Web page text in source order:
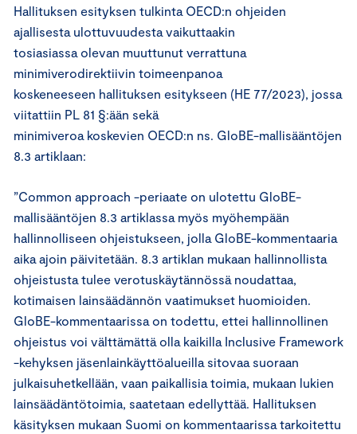
Hallituksen esityksen tulkinta OECD:n ohjeiden
ajallisesta ulottuvuudesta vaikuttaakin
tosiasiassa olevan muuttunut verrattuna
minimiverodirektiivin toimeenpanoa
koskeneeseen hallituksen esitykseen (HE 77/2023), jossa
viitattiin PL 81 §:ään sekä
minimiveroa koskevien OECD:n ns. GloBE-mallisääntöjen
8.3 artiklaan:
”Common approach -periaate on ulotettu GloBE-
mallisääntöjen 8.3 artiklassa myös myöhempään
hallinnolliseen ohjeistukseen, jolla GloBE-kommentaaria
aika ajoin päivitetään. 8.3 artiklan mukaan hallinnollista
ohjeistusta tulee verotuskäytännössä noudattaa,
kotimaisen lainsäädännön vaatimukset huomioiden.
GloBE-kommentaarissa on todettu, ettei hallinnollinen
ohjeistus voi välttämättä olla kaikilla Inclusive Framework
-kehyksen jäsenlainkäyttöalueilla sitovaa suoraan
julkaisuhetkellään, vaan paikallisia toimia, mukaan lukien
lainsäädäntötoimia, saatetaan edellyttää. Hallituksen
käsityksen mukaan Suomi on kommentaarissa tarkoitettu